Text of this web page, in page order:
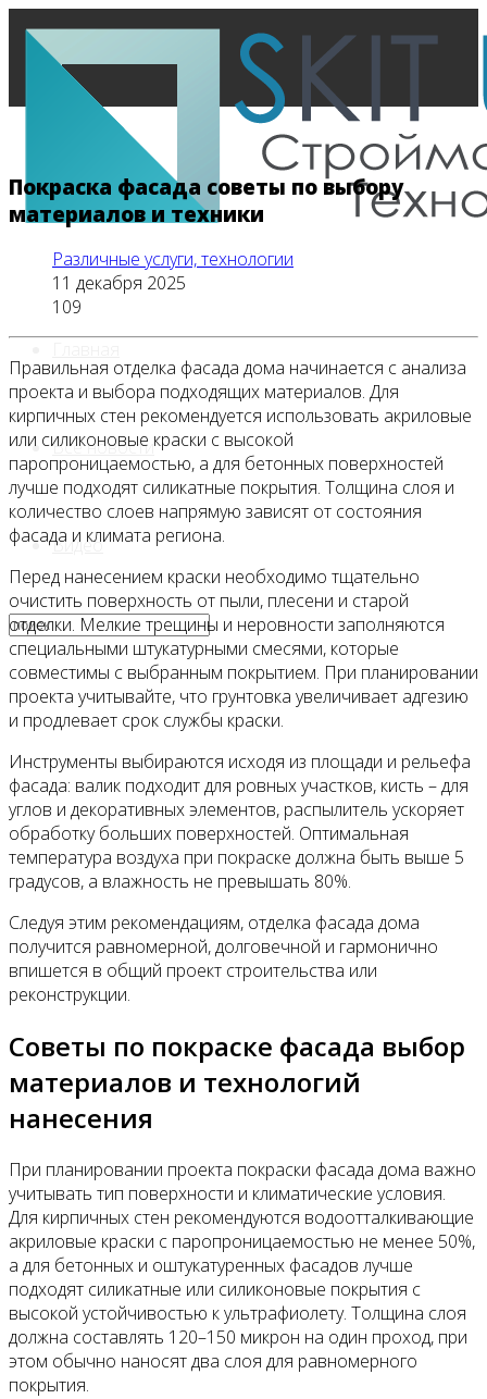
Все новости
Видео
Покраска фасада советы по выбору
материалов и техники
Различные услуги, технологии
11 декабря 2025
109
Правильная отделка фасада дома начинается с анализа
проекта и выбора подходящих материалов. Для
кирпичных стен рекомендуется использовать акриловые
или силиконовые краски с высокой
паропроницаемостью, а для бетонных поверхностей
лучше подходят силикатные покрытия. Толщина слоя и
количество слоев напрямую зависят от состояния
фасада и климата региона.
Перед нанесением краски необходимо тщательно
очистить поверхность от пыли, плесени и старой
отделки. Мелкие трещины и неровности заполняются
специальными штукатурными смесями, которые
совместимы с выбранным покрытием. При планировании
проекта учитывайте, что грунтовка увеличивает адгезию
и продлевает срок службы краски.
Инструменты выбираются исходя из площади и рельефа
фасада: валик подходит для ровных участков, кисть – для
углов и декоративных элементов, распылитель ускоряет
обработку больших поверхностей. Оптимальная
температура воздуха при покраске должна быть выше 5
градусов, а влажность не превышать 80%.
Следуя этим рекомендациям, отделка фасада дома
получится равномерной, долговечной и гармонично
впишется в общий проект строительства или
реконструкции.
Советы по покраске фасада выбор
материалов и технологий
нанесения
При планировании проекта покраски фасада дома важно
учитывать тип поверхности и климатические условия.
Для кирпичных стен рекомендуются водоотталкивающие
акриловые краски с паропроницаемостью не менее 50%,
а для бетонных и оштукатуренных фасадов лучше
подходят силикатные или силиконовые покрытия с
высокой устойчивостью к ультрафиолету. Толщина слоя
должна составлять 120–150 микрон на один проход, при
этом обычно наносят два слоя для равномерного
покрытия.